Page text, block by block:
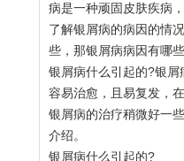
病是一种顽固皮肤疾病
了解银屑病的病因的情
些，那银屑病病因有哪些
银屑病什么引起的?银
容易治愈，且易复发，
银屑病的治疗稍微好一
介绍。
银屑病什么引起的?